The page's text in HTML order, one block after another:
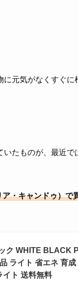
元気がなくすぐに
たものが、最近で
・キャンドゥ）で
ク WHITE BLACK
ライト 省エネ 育成
ト 送料無料